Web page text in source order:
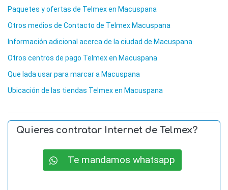
Paquetes y ofertas de Telmex en Macuspana
Otros medios de Contacto de Telmex Macuspana
Información adicional acerca de la ciudad de Macuspana
Otros centros de pago Telmex en Macuspana
Que lada usar para marcar a Macuspana
Ubicación de las tiendas Telmex en Macuspana
Quieres contratar Internet de Telmex?
Te mandamos whatsapp